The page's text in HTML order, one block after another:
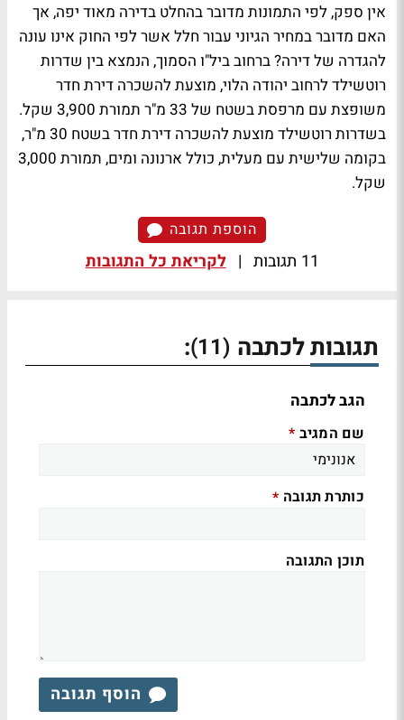
אין ספק, לפי התמונות מדובר בהחלט בדירה מאוד יפה, אך
האם מדובר במחיר הגיוני עבור חלל אשר לפי החוק אינו עונה
להגדרה של דירה? ברחוב ביל"ו הסמוך, הנמצא בין שדרות
רוטשילד לרחוב יהודה הלוי, מוצעת להשכרה דירת חדר
משופצת עם מרפסת בשטח של 33 מ"ר תמורת 3,900 שקל.
בשדרות רוטשילד מוצעת להשכרה דירת חדר בשטח 30 מ"ר,
בקומה שלישית עם מעלית, כולל ארנונה ומים, תמורת 3,000
שקל.
הוספת תגובה
11 תגובות | לקריאת כל התגובות
תגובות לכתבה (11)
:
הגב לכתבה
שם המגיב *
כותרת תגובה *
תוכן התגובה
הוסף תגובה